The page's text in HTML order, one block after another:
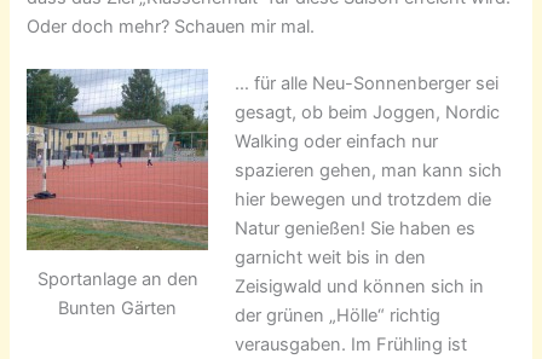
Oder doch mehr? Schauen mir mal.
Sportanlage an den
Bunten Gärten
… für alle Neu-Sonnenberger sei
gesagt, ob beim Joggen, Nordic
Walking oder einfach nur
spazieren gehen, man kann sich
hier bewegen und trotzdem die
Natur genießen! Sie haben es
garnicht weit bis in den
Zeisigwald und können sich in
der grünen „Hölle“ richtig
verausgaben. Im Frühling ist